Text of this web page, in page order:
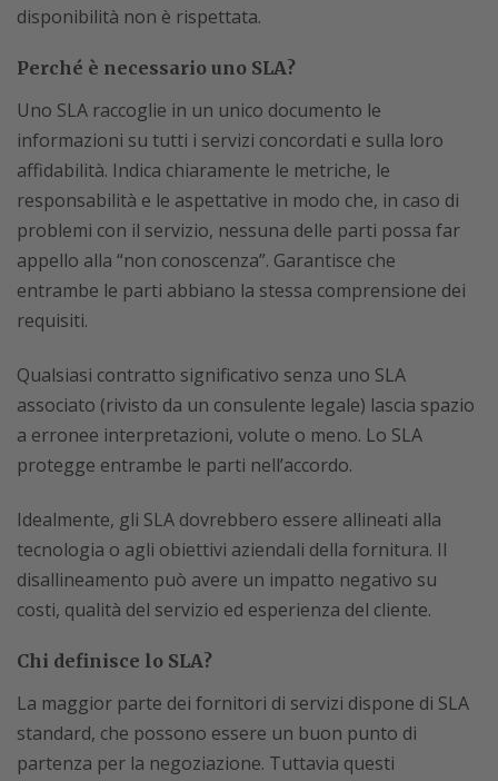
disponibilità non è rispettata.
Perché è necessario uno SLA?
Uno SLA raccoglie in un unico documento le
informazioni su tutti i servizi concordati e sulla loro
affidabilità. Indica chiaramente le metriche, le
responsabilità e le aspettative in modo che, in caso di
problemi con il servizio, nessuna delle parti possa far
appello alla “non conoscenza”. Garantisce che
entrambe le parti abbiano la stessa comprensione dei
requisiti.
Qualsiasi contratto significativo senza uno SLA
associato (rivisto da un consulente legale) lascia spazio
a erronee interpretazioni, volute o meno. Lo SLA
protegge entrambe le parti nell’accordo.
Idealmente, gli SLA dovrebbero essere allineati alla
tecnologia o agli obiettivi aziendali della fornitura. Il
disallineamento può avere un impatto negativo su
costi, qualità del servizio ed esperienza del cliente.
Chi definisce lo SLA?
La maggior parte dei fornitori di servizi dispone di SLA
standard, che possono essere un buon punto di
partenza per la negoziazione. Tuttavia questi